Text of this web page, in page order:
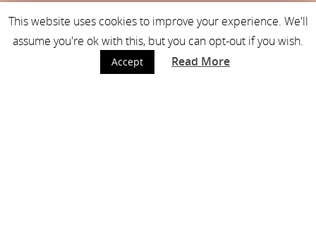
Basquiat Cafés, een
eindexamenexpositie en meer [red.: zie
basquiat.schunck.nl/events]. Ook deze
This website uses cookies to improve your experience. We'll
assume you're ok with this, but you can opt-out if you wish.
Accept Read More